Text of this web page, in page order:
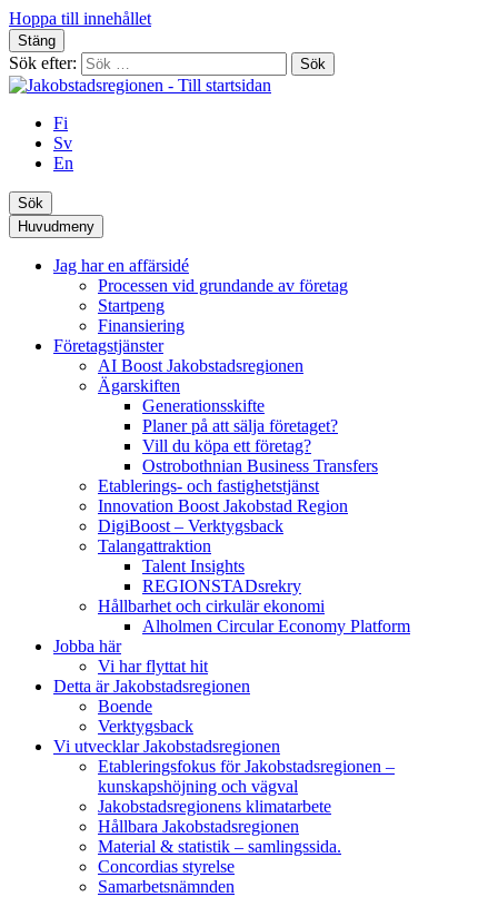
Hoppa till innehållet
Stäng
Sök efter:
Fi
Sv
En
Sök
Huvudmeny
Jag har en affärsidé
Processen vid grundande av företag
Startpeng
Finansiering
Företagstjänster
AI Boost Jakobstadsregionen
Ägarskiften
Generationsskifte
Planer på att sälja företaget?
Vill du köpa ett företag?
Ostrobothnian Business Transfers
Etablerings- och fastighetstjänst
Innovation Boost Jakobstad Region
DigiBoost – Verktygsback
Talangattraktion
Talent Insights
REGIONSTADsrekry
Hållbarhet och cirkulär ekonomi
Alholmen Circular Economy Platform
Jobba här
Vi har flyttat hit
Detta är Jakobstadsregionen
Boende
Verktygsback
Vi utvecklar Jakobstadsregionen
Etableringsfokus för Jakobstadsregionen –
kunskapshöjning och vägval
Jakobstadsregionens klimatarbete
Hållbara Jakobstadsregionen
Material & statistik – samlingssida.
Concordias styrelse
Samarbetsnämnden